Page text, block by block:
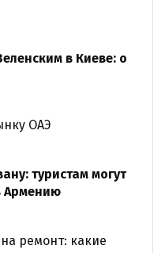
в Киеве: о
ОАЭ
туристам могут
Армению
ремонт: какие